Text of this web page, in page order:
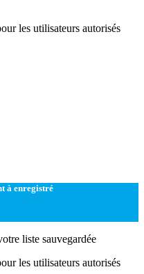
les utilisateurs autorisés
à enregistré
liste sauvegardée
les utilisateurs autorisés